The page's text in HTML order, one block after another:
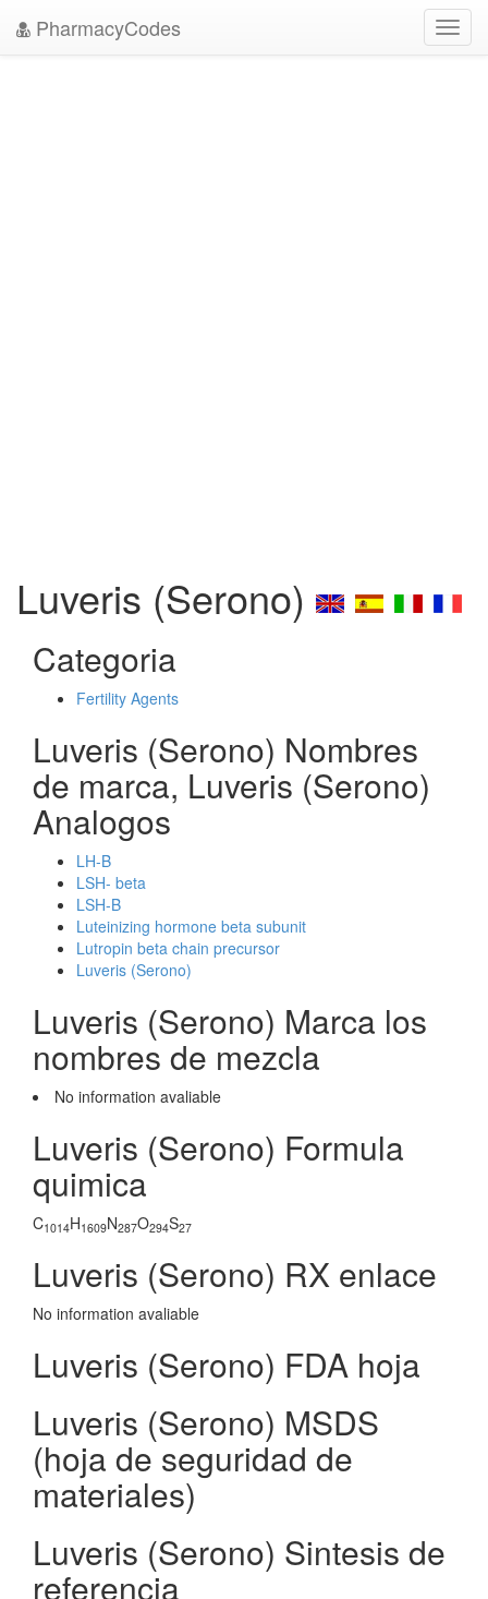
PharmacyCodes
Luveris (Serono)
Categoria
Fertility Agents
Luveris (Serono) Nombres
de marca, Luveris (Serono)
Analogos
LH-B
LSH- beta
LSH-B
Luteinizing hormone beta subunit
Lutropin beta chain precursor
Luveris (Serono)
Luveris (Serono) Marca los
nombres de mezcla
No information avaliable
Luveris (Serono) Formula
quimica
C1014H1609N287O294S27
Luveris (Serono) RX enlace
No information avaliable
Luveris (Serono) FDA hoja
Luveris (Serono) MSDS
(hoja de seguridad de
materiales)
Luveris (Serono) Sintesis de
referencia